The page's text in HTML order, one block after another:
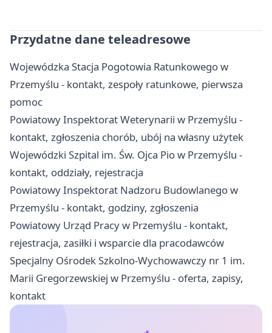
Przydatne dane teleadresowe
Wojewódzka Stacja Pogotowia Ratunkowego w
Przemyślu - kontakt, zespoły ratunkowe, pierwsza
pomoc
Powiatowy Inspektorat Weterynarii w Przemyślu -
kontakt, zgłoszenia chorób, ubój na własny użytek
Wojewódzki Szpital im. Św. Ojca Pio w Przemyślu -
kontakt, oddziały, rejestracja
Powiatowy Inspektorat Nadzoru Budowlanego w
Przemyślu - kontakt, godziny, zgłoszenia
Powiatowy Urząd Pracy w Przemyślu - kontakt,
rejestracja, zasiłki i wsparcie dla pracodawców
Specjalny Ośrodek Szkolno-Wychowawczy nr 1 im.
Marii Gregorzewskiej w Przemyślu - oferta, zapisy,
kontakt